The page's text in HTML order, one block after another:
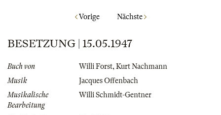
Vorige Nächste
BESETZUNG | 15.05.1947
Buch von Willi Forst,Kurt Nachmann
Musik
Jacques Offenbach
Musikalische
Bearbeitung
Willi Schmidt-Gentner